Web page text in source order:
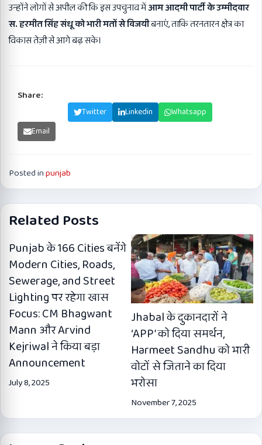
उन्होंने लोगों से अपील की कि इस उपचुनाव मेंआम आदमी पार्टी के उम्मीदवार
स. हरमीत सिंह संधू को भारी मतों से विजयीबनाएं, ताकि तरनतारन क्षेत्र का
विकास तेज़ी से आगे बढ़ सके।
Share:
Twitter Linkedin
Whatsapp
Email
Posted inpunjab
Related Posts
Punjab के 166 Cities बनेंगे
Modern Cities, Roads,
Sewerage, and Street
Lighting पर रहेगा खास
Focus: CM Bhagwant
Mann और Arvind
Kejriwal ने किया बड़ा
Announcement
July 8, 2025
Jhabal के दुकानदारों ने
‘APP’ को दिया समर्थन,
Harmeet Sandhu को भारी
वोटों से जिताने का दिया
भरोसा
November 7, 2025